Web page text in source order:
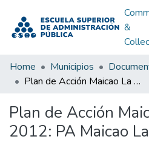
&
Home Municipios
Plan de Acción Maicao La Guajira 2012: PA Maicao La Guajira 2012
Plan de Acción
2012: PA Maicao